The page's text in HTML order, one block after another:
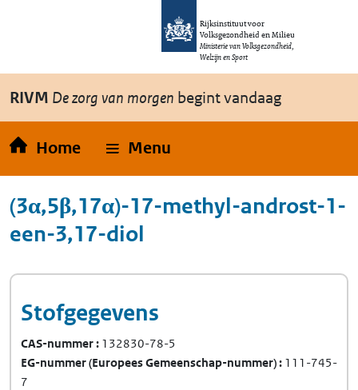
Overslaan en naar de inhoud gaan
Rijksinstituut voor
Volksgezondheid en Milieu
Ministerie van Volksgezondheid,
Welzijn en Sport
RIVM De zorg van morgen begint vandaag
Home Menu
(3α,5β,17α)-17-methyl-androst-1-
een-3,17-diol
Stofgegevens
CAS-nummer 132830-78-5
EG-nummer(Europees Gemeenschap-nummer) 111-745-
7